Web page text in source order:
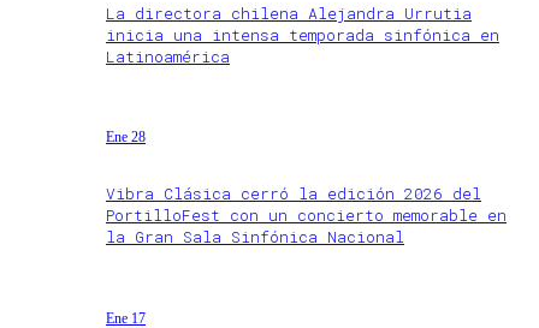
La directora chilena Alejandra Urrutia
inicia una intensa temporada sinfónica en
Latinoamérica
Ene 28
Vibra Clásica cerró la edición 2026 del
PortilloFest con un concierto memorable en
la Gran Sala Sinfónica Nacional
Ene 17